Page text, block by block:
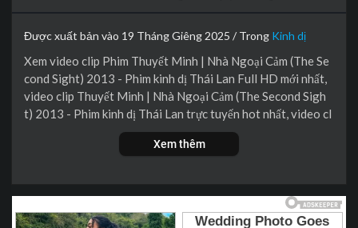
Được xuất bản vào 19 Tháng Giêng 2025 / Trong Kinh dị
Xem video clip Phim Thuyết Minh | Nhà Ngoại Cảm (The Se
cond Sight) 2013 - Phim kinh dị Thái Lan Full HD mới nhất,
video clip Thuyết Minh | Nhà Ngoại Cảm (The Second Sigh
t) 2013 - Phim kinh dị Thái Lan trực tuyến hot nhất, video cl
ip Thuyết Minh | Nhà Ngoại Cảm (The Second Sight) 2013 -
Phim kinh dị Thái Lan online hay nhất.
cho phép anh nhìn được linh hồn và thấy trước nghiệp chướn
g của những người xung quanh. Anh có thể biết rõ những mó
Xem thêm